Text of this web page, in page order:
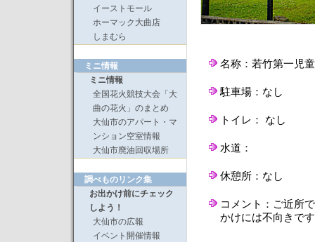
イーストモール
ホーマック大曲店
しまむら
ミニ情報
ミニ情報
全国花火競技大会「大
曲の花火」のまとめ
大仙市のアパート・マ
ンション空室情報
大仙市廃油回収場所
調べものリンク集
お出かけ前にチェック
しよう！
大仙市の広報
イベント開催情報
名称：若竹第一児
駐車場：なし
トイレ： なし
水道：
休憩所：なし
コメント：ご近所
かけには不向きで